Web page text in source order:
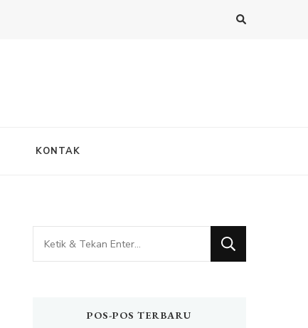
KONTAK
Mencari
Sesuatu?
POS-POS TERBARU